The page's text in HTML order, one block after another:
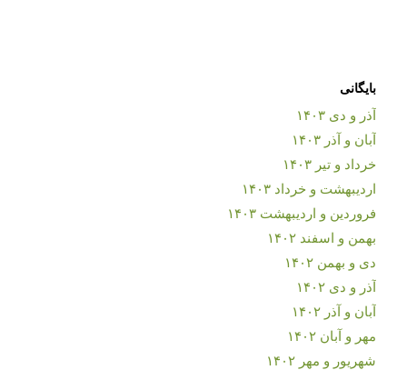
بایگانی
آذر و دی ۱۴۰۳
آبان و آذر ۱۴۰۳
خرداد و تیر ۱۴۰۳
اردیبهشت و خرداد ۱۴۰۳
فروردین و اردیبهشت ۱۴۰۳
بهمن و اسفند ۱۴۰۲
دی و بهمن ۱۴۰۲
آذر و دی ۱۴۰۲
آبان و آذر ۱۴۰۲
مهر و آبان ۱۴۰۲
شهریور و مهر ۱۴۰۲